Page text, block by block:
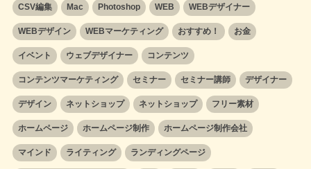
CSV編集 Mac Photoshop WEB WEBデザイナー
WEBデザイン WEBマーケティング おすすめ！ お金
イベント ウェブデザイナー コンテンツ
コンテンツマーケティング セミナー セミナー講師 デザイナー
デザイン ネットショップ ネットショップ フリー素材
ホームページ ホームページ制作 ホームページ制作会社
マインド ライティング ランディングページ